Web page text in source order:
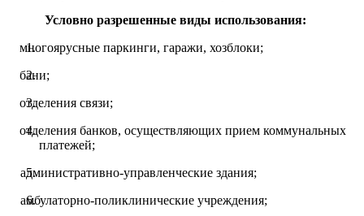
Условно разрешенные виды использования:
многоярусные паркинги, гаражи, хозблоки;
бани;
отделения связи;
отделения банков, осуществляющих прием коммунальных
платежей;
административно-управленческие здания;
амбулаторно-поликлинические учреждения;